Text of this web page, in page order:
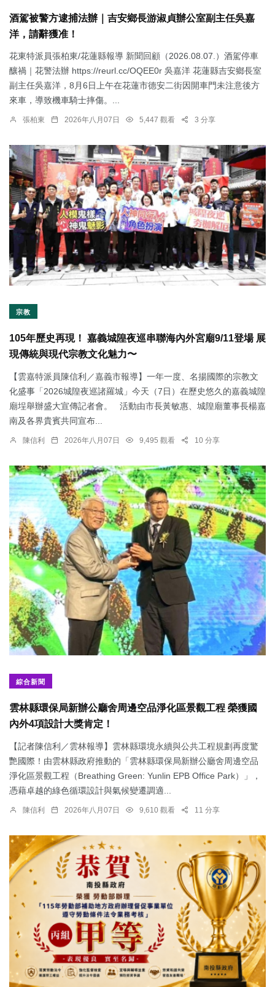
酒駕被警方逮捕法辦｜吉安鄉長游淑貞辦公室副主任吳嘉
洋，請辭獲准！
花東特派員張柏東/花蓮縣報導 新聞回顧（2026.08.07.）酒駕停車
釀禍｜花警法辦 https://reurl.cc/OQEE0r 吳嘉洋 花蓮縣吉安鄉長室
副主任吳嘉洋，8月6日上午在花蓮市德安二街因開車門未注意後方
來車，導致機車騎士摔傷。...
張柏東 2026年八月07日 5,447 觀看 3 分享
宗教
105年歷史再現！ 嘉義城隍夜巡串聯海內外宮廟9/11登場 展
現傳統與現代宗教文化魅力〜
【雲嘉特派員陳信利／嘉義市報導】一年一度、名揚國際的宗教文
化盛事「2026城隍夜巡諸羅城」今天（7日）在歷史悠久的嘉義城隍
廟埕舉辦盛大宣傳記者會。 活動由市長黃敏惠、城隍廟董事長楊嘉
南及各界貴賓共同宣布...
陳信利 2026年八月07日 9,495 觀看 10 分享
綜合新聞
雲林縣環保局新辦公廳舍周邊空品淨化區景觀工程 榮獲國
內外4項設計大獎肯定！
【記者陳信利／雲林報導】雲林縣環境永續與公共工程規劃再度驚
艷國際！由雲林縣政府推動的「雲林縣環保局新辦公廳舍周邊空品
淨化區景觀工程（Breathing Green: Yunlin EPB Office Park）」，
憑藉卓越的綠色循環設計與氣候變遷調適...
陳信利 2026年八月07日 9,610 觀看 11 分享